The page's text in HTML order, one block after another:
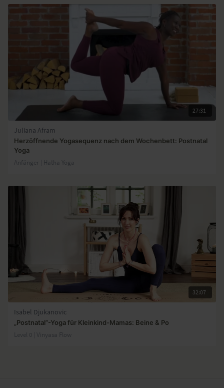
27:31
Juliana Afram
Herzöffnende Yogasequenz nach dem Wochenbett: Postnatal
Yoga
Anfänger | Hatha Yoga
32:07
Isabel Djukanovic
„Postnatal”-Yoga für Kleinkind-Mamas: Beine & Po
Level 0 | Vinyasa Flow